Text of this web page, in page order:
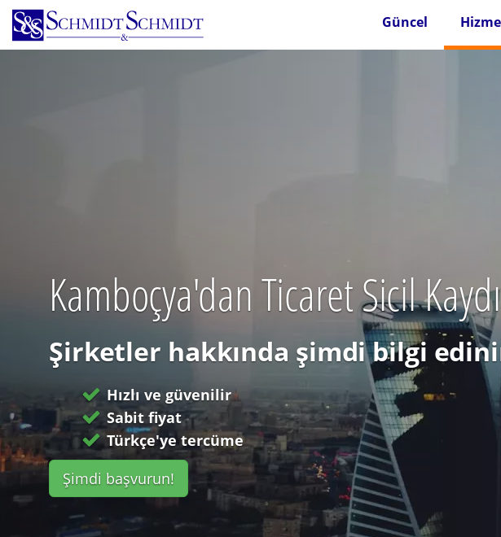
Ana
içeriğe
atla
Güncel
Kamboçya'dan Ticaret Sicil
Şirketler hakkında şimdi bilgi
Hızlı ve güvenilir
Sabit fiyat
Türkçe'ye tercüme
Şimdi başvurun!